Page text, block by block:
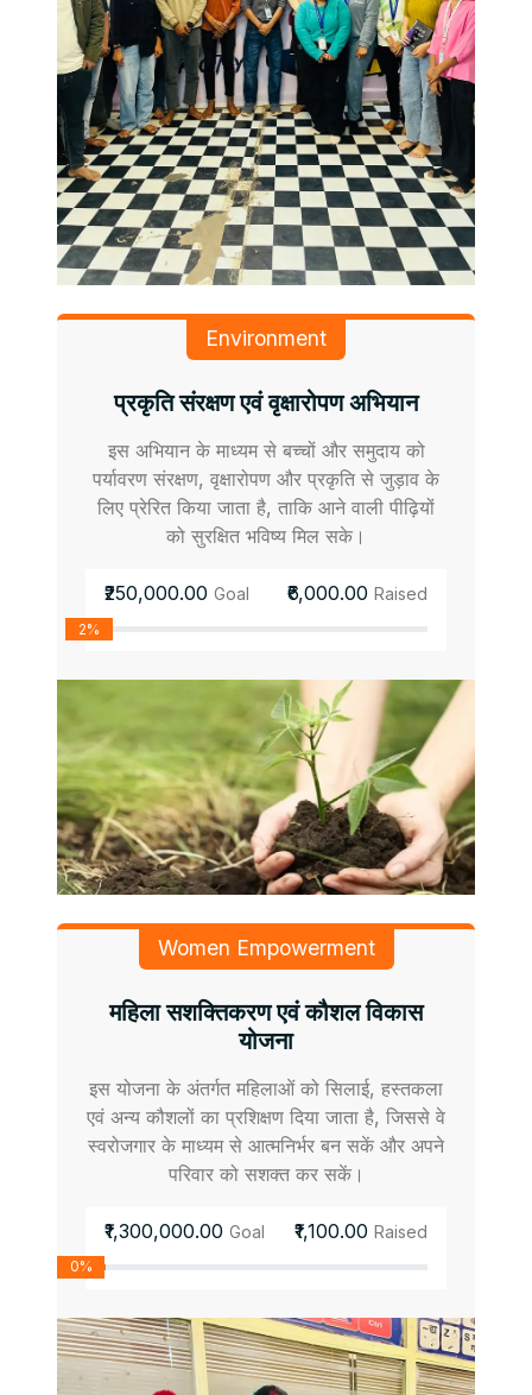
Environment
प्रकृति संरक्षण एवं वृक्षारोपण अभियान
इस अभियान के माध्यम से बच्चों और समुदाय को
पर्यावरण संरक्षण, वृक्षारोपण और प्रकृति से जुड़ाव के
लिए प्रेरित किया जाता है, ताकि आने वाली पीढ़ियों
को सुरक्षित भविष्य मिल सके।
₹250,000.00 Goal ₹6,000.00 Raised
2%
Women Empowerment
महिला सशक्तिकरण एवं कौशल विकास
योजना
इस योजना के अंतर्गत महिलाओं को सिलाई, हस्तकला
एवं अन्य कौशलों का प्रशिक्षण दिया जाता है, जिससे वे
स्वरोजगार के माध्यम से आत्मनिर्भर बन सकें और अपने
परिवार को सशक्त कर सकें।
₹1,300,000.00 Goal ₹1,100.00 Raised
0%